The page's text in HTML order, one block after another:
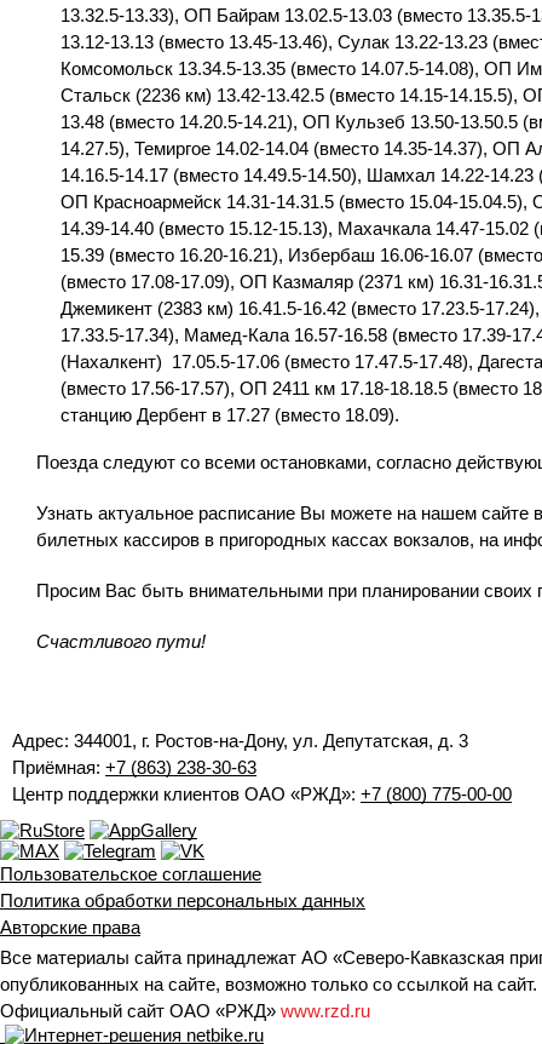
13.32.5-13.33), ОП Байрам 13.02.5-13.03 (вместо
13.12-13.13 (вместо 13.45-13.46), Сулак 13.22-13.23
Комсомольск 13.34.5-13.35 (вместо 14.07.5-14.08), ОП
Стальск (2236 км) 13.42-13.42.5 (вместо 14.15-14.15.5),
13.48 (вместо 14.20.5-14.21), ОП Кульзеб 13.50-13.50.5
14.27.5), Темиргое 14.02-14.04 (вместо 14.35-14.37), ОП
14.16.5-14.17 (вместо 14.49.5-14.50), Шамхал 14.22-
ОП Красноармейск 14.31-14.31.5 (вместо 15.04-
14.39-14.40 (вместо 15.12-15.13), Махачкала 14.47-
15.39 (вместо 16.20-16.21), Избербаш 16.06-16.07
(вместо 17.08-17.09), ОП Казмаляр (2371 км) 16.31-
Джемикент (2383 км) 16.41.5-16.42 (вместо 17.23.5-
17.33.5-17.34), Мамед-Кала 16.57-16.58 (вместо 17.39-
(Нахалкент) 17.05.5-17.06 (вместо 17.47.5-17.48),
(вместо 17.56-17.57), ОП 2411 км 17.18-18.18.5 (вместо
станцию Дербент в 17.27 (вместо 18.09).
Поезда следуют со всеми остановками, согласно
Узнать актуальное расписание Вы можете на нашем
билетных кассиров в пригородных кассах вокзалов, на
Просим Вас быть внимательными при планировании своих
Счастливого пути!
Адрес: 344001, г. Ростов-на-Дону, ул. Депутатская, д. 3
Приёмная: +7 (863) 238-30-63
Центр поддержки клиентов ОАО «РЖД»: +7 (800) 775-00-00
Пользовательское соглашение
Политика обработки персональных данных
Авторские права
Все материалы сайта принадлежат АО «Северо-Кавказская
опубликованных на сайте, возможно только со ссылкой на сайт.
Официальный сайт ОАО «РЖД» www.rzd.ru